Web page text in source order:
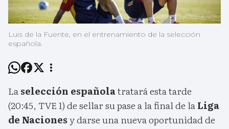
Luis de la Fuente, en el entrenamiento de la selección
española.
Laselección españolatratará esta tarde
(20:45, TVE 1) de sellar su pase a la final de laLiga
de Nacionesy darse una nueva oportunidad de